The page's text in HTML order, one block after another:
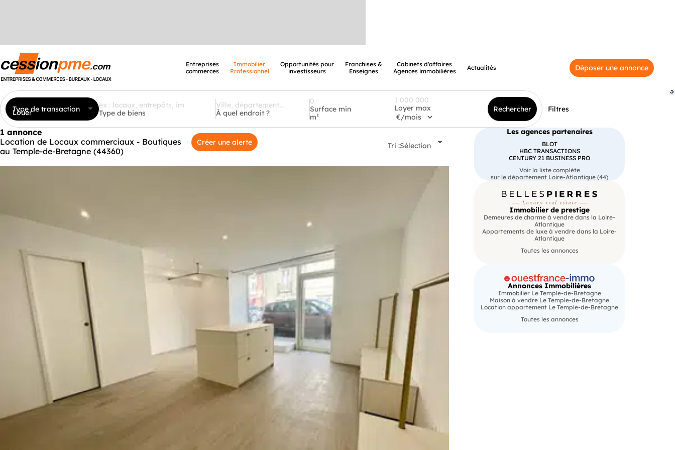
Entreprises
commerces
Immobilier
Professionnel
Opportunités pour
investisseurs
Franchises &
Enseignes
Cabinets d'affaires
Agences immobilières
Actualités Déposer une annonce
Type de transaction
Louer Type de biens À quel endroit ?
Surface min
m²
Loyer max Rechercher Filtres
3
1 annonce
Location de Locaux commerciaux - Boutiques
au Temple-de-Bretagne (44360)
Créer une alerte Tri :Sélection
Les agences partenaires
BLOT
HBC TRANSACTIONS
CENTURY 21 BUSINESS PRO
Voir la liste complète
sur le département Loire-Atlantique (44)
Immobilier de prestige
Demeures de charme à vendre dans la Loire-
Atlantique
Appartements de luxe à vendre dans la Loire-
Atlantique
Toutes les annonces
Annonces Immobilières
Immobilier Le Temple-de-Bretagne
Maison à vendre Le Temple-de-Bretagne
Location appartement Le Temple-de-Bretagne
Toutes les annonces